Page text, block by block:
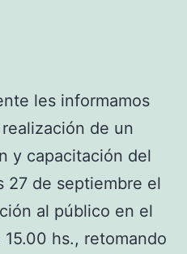
les informamos
de un
y capacitación del
27 de septiembre el
al público en el
hs., retomando